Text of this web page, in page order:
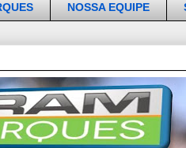
NOSSA EQUIPE